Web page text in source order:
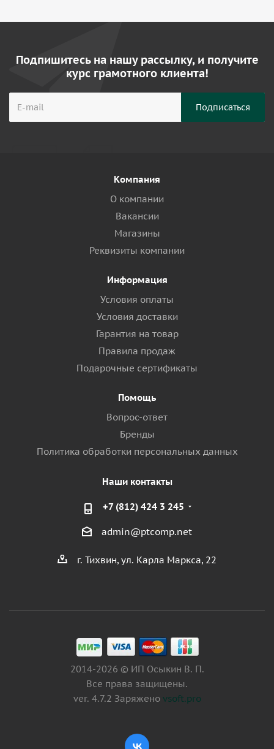
Подпишитесь на нашу рассылку, и получите
курс грамотного клиента!
Компания
О компании
Вакансии
Магазины
Реквизиты компании
Информация
Условия оплаты
Условия доставки
Гарантия на товар
Правила продаж
Подарочные сертификаты
Помощь
Вопрос-ответ
Бренды
Политика обработки персональных данных
Наши контакты
+7 (812) 424 3 245
admin@ptcomp.net
г. Тихвин, ул. Карла Маркса, 22
2014-2026 © ИП Осыкин В. П.
Все права защищены.
ver. 4.7.2 Заряжено vsoft.pro